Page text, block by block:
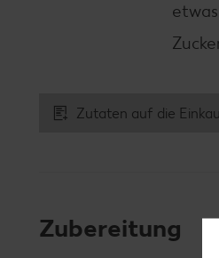
Zutaten auf die
Zubereitung